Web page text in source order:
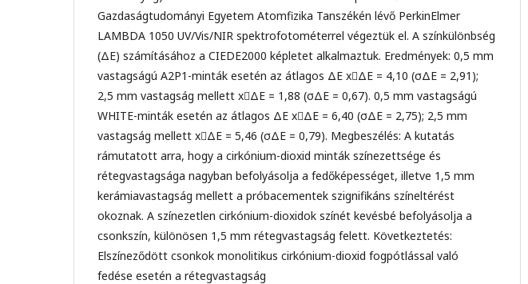
Gazdaságtudományi Egyetem Atomfizika Tanszékén lévő PerkinElmer
LAMBDA 1050 UV/Vis/NIR spektrofotométerrel végeztük el. A színkülönbség
(ΔE) számításához a CIEDE2000 képletet alkalmaztuk. Eredmények: 0,5 mm
vastagságú A2P1-minták esetén az átlagos ΔE xΔE = 4,10 (σΔE = 2,91);
2,5 mm vastagság mellett xΔE = 1,88 (σΔE = 0,67). 0,5 mm vastagságú
WHITE-minták esetén az átlagos ΔE xΔE = 6,40 (σΔE = 2,75); 2,5 mm
vastagság mellett xΔE = 5,46 (σΔE = 0,79). Megbeszélés: A kutatás
rámutatott arra, hogy a cirkónium-dioxid minták színezettsége és
rétegvastagsága nagyban befolyásolja a fedőképességet, illetve 1,5 mm
kerámiavastagság mellett a próbacementek szignifikáns színeltérést
okoznak. A színezetlen cirkónium-dioxidok színét kevésbé befolyásolja a
csonkszín, különösen 1,5 mm rétegvastagság felett. Következtetés:
Elszíneződött csonkok monolitikus cirkónium-dioxid fogpótlással való
fedése esetén a rétegvastagság